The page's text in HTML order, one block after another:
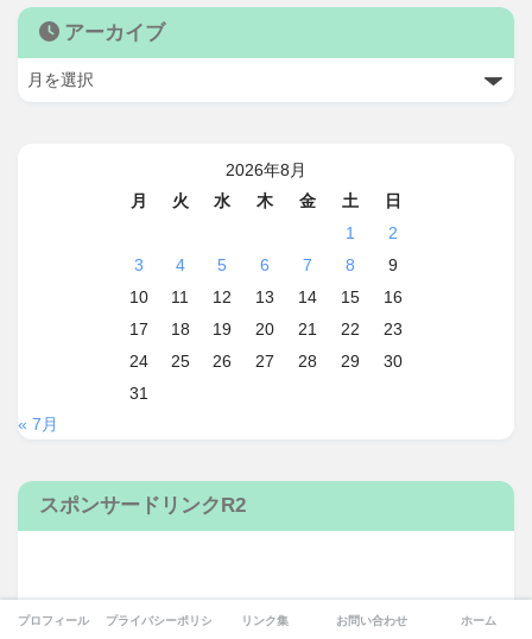
アーカイブ
2026年8月
月
火 水 木 金 土
日
1
2
3
4 5 6 7 8
9
10
11 12 13 14 15
16
17
18 19 20 21 22
23
24
25 26 27 28 29
30
31
« 7月
スポンサードリンクR2
プロフィール プライバシーポリシー リンク集 お問い合わせ ホーム